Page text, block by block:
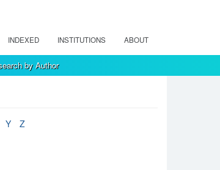
INDEXED INSTITUTIONS ABOUT
by Author
Y Z